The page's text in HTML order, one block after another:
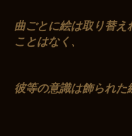
曲ごとに絵は取り替
ことはなく、
彼等の意識は飾られた